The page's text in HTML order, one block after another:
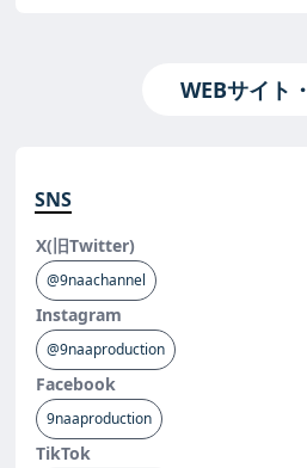
WEBサイト
SNS
X(旧Twitter)
@9naachannel
Instagram
@9naaproduction
Facebook
9naaproduction
TikTok